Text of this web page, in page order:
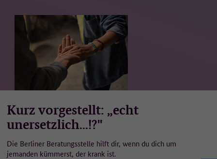
Kurz vorgestellt: „echt
unersetzlich...!?"
Die Berliner Beratungsstelle hilft dir, wenn du dich um
jemanden kümmerst, der krank ist.